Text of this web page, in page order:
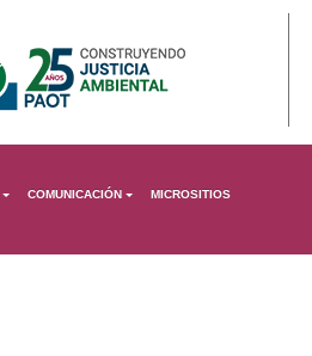
COMUNICACIÓN MICROSITIOS